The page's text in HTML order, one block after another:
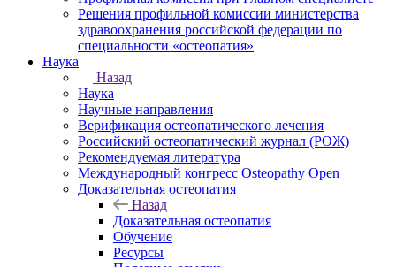
Решения профильной комиссии министерства
здравоохранения российской федерации по
специальности «остеопатия»
Наука
Назад
Наука
Научные направления
Верификация остеопатического лечения
Российский остеопатический журнал (РОЖ)
Рекомендуемая литература
Международный конгресс Osteopathy Open
Доказательная остеопатия
Назад
Доказательная остеопатия
Обучение
Ресурсы